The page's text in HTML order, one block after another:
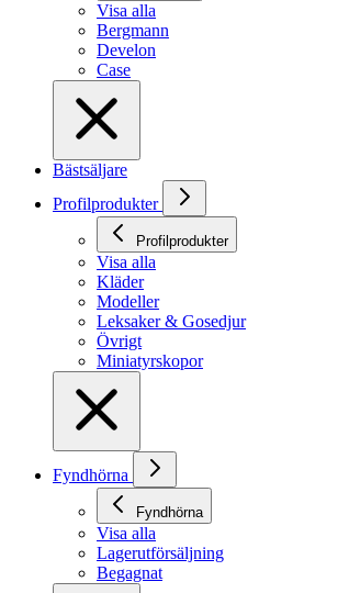
Visa alla
Bergmann
Develon
Case
Bästsäljare
Profilprodukter
Profilprodukter
Visa alla
Kläder
Modeller
Leksaker & Gosedjur
Övrigt
Miniatyrskopor
Fyndhörna
Fyndhörna
Visa alla
Lagerutförsäljning
Begagnat